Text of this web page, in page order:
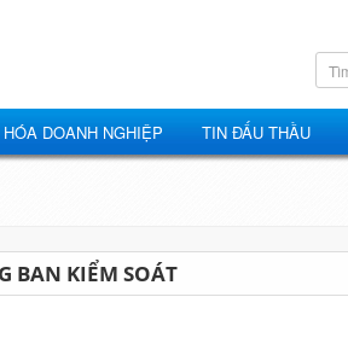
DOANH NGHIỆP TIN ĐẤU THẦU
BAN KIỂM SOÁT